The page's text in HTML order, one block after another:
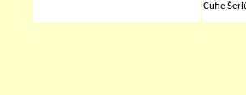
Cufie